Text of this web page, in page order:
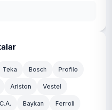
Teka Bosch Profilo
Ariston Vestel
Baykan Ferroli